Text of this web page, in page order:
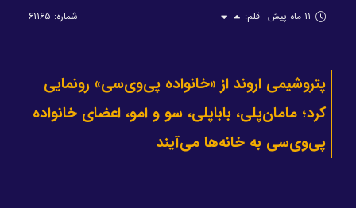
۱۱ ماه پیش قلم: شماره: ۶۱۱۶۵
پتروشیمی اروند از «خانواده پی‌وی‌سی» رونمایی
کرد؛ مامان‌پلی، بابا‌پلی، سو و امو، اعضای خانواده‌
پی‌وی‌سی به خانه‌ها می‌آیند